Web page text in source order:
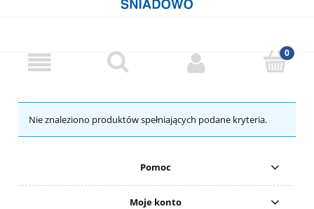
Nie znaleziono produktów spełniających podane kryteria.
Pomoc
Moje konto